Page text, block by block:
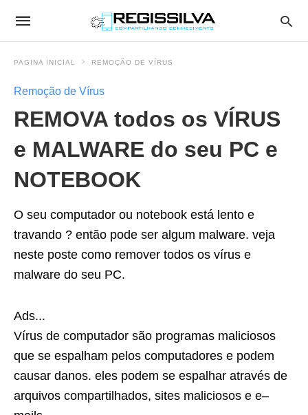
PAGINA INICIAL REMOÇÃO DE VÍRUS
Remoção de Vírus
REMOVA todos os VÍRUS
e MALWARE do seu PC e
NOTEBOOK
O seu computador ou notebook está lento e
travando ? então pode ser algum malware. veja
neste poste como remover todos os vírus e
malware do seu PC.
Ads...
Vírus de computador são programas mal iciosos
que se espal ham pel os computadores e podem
causar danos. e les podem se espal har através de
arquivos compartil hados, sites mal iciosos e e–